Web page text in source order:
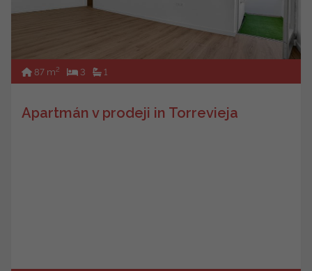
87 m2 3 1
Apartmán v prodeji in Torrevieja